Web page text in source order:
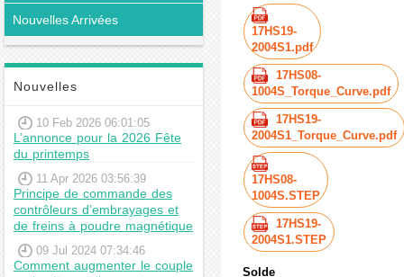
Nouvelles Arrivées
Nouvelles
10 Feb 2026 06:01:05
L’annonce pour la 2026 Fête
du printemps
11 Apr 2026 03:56:39
Principe de commande des
contrôleurs d’embrayages et
de freins à poudre magnétique
09 Jul 2024 07:34:46
Comment augmenter le couple
17HS19-
2004S1.pdf
17HS08-
1004S_Torque_Curve.pdf
17HS19-
2004S1_Torque_Curve.pdf
17HS08-
1004S.STEP
17HS19-
2004S1.STEP
Solde